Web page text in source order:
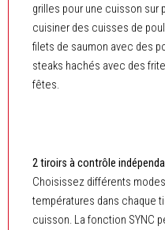
grilles pour une cuisson sur
cuisiner des cuisses de
filets de saumon avec des
steaks hachés avec des
fêtes.
2 tiroirs à contrôle
Choisissez différents
températures dans chaque
cuisson. La fonction SYNC